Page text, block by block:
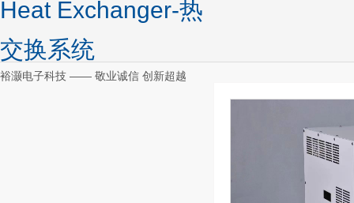
Heat Exchanger-热
交换系统
裕灏电子科技 —— 敬业诚信 创新超越